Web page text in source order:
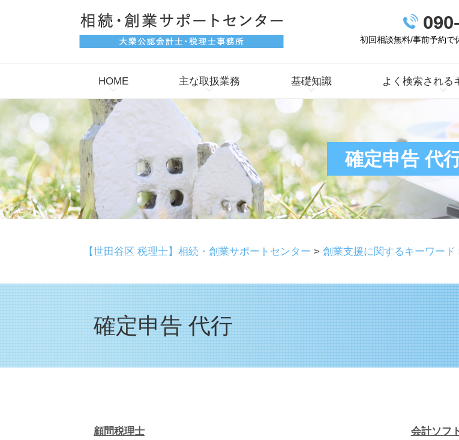
確定申告 代
初回相談無料/事前予約で
HOME 主な取扱業務 基礎知識 よく検索される
【世田谷区 税理士】相続・創業サポートセンター > 創業支援に関するキーワード
確定申告 代行
顧問税理士 会計ソフ